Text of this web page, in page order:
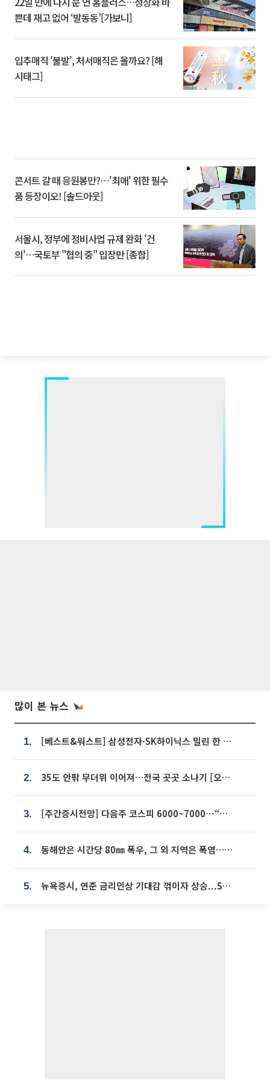
쁜데 재고 없어 ‘발동동’[가보니]
입추매직 '불발', 처서매직은 올까요? [해
시태그]
콘서트 갈 때 응원봉만?⋯'최애' 위한 필수
품 등장이오! [솔드아웃]
서울시, 정부에 정비사업 규제 완화 '건
의'⋯국토부 "협의 중" 입장만 [종합]
많이 본 뉴스
1. [베스트&워스트] 삼성전자·SK하이닉스 밀린 한 주…상상인증권은 85% 급등
2. 35도 안팎 무더위 이어져…전국 곳곳 소나기 [오늘 날씨]
3. [주간증시전망] 다음주 코스피 6000~7000⋯“外人 수급은 정책이 변수”
4. 동해안은 시간당 80㎜ 폭우, 그 외 지역은 폭염…‘극과 극 날씨’
5. 뉴욕증시, 연준 금리인상 기대감 꺾이자 상승...S&P500 사상 최고치 [종합]